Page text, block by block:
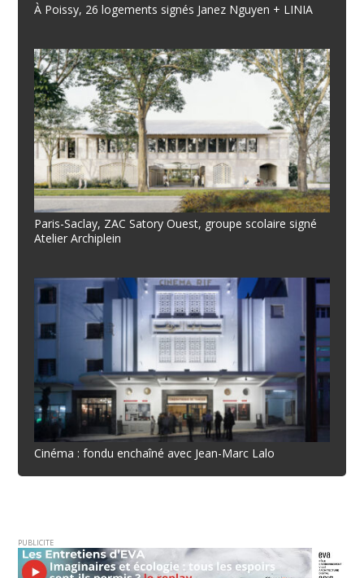
À Poissy, 26 logements signés Janez Nguyen + LINIA
Paris-Saclay, ZAC Satory Ouest, groupe scolaire signé
Atelier Archiplein
Cinéma : fondu enchaîné avec Jean-Marc Lalo
PUBLICITE